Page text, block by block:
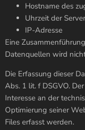
Hostname des
Uhrzeit der
IP-Adresse
Eine
Datenquellen wird
Die Erfassung dieser
Abs. 1 lit. f DSGVO.
Interesse an der
Optimierung seiner
Files erfasst werden.